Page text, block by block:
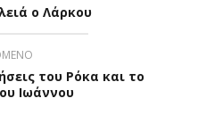
ο Λάρκου
του Ρόκα και το
Ιωάννου